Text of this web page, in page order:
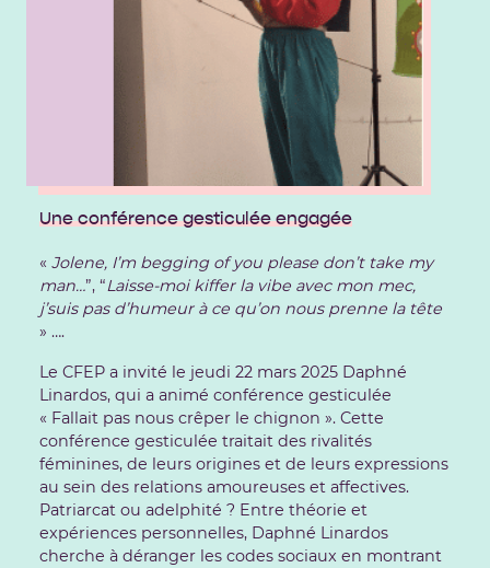
Une conférence gesticulée engagée
« Jolene, I’m begging of you please don’t take my
man…”, “Laisse-moi kiffer la vibe avec mon mec,
j’suis pas d’humeur à ce qu’on nous prenne la tête
» ….
Le CFEP a invité le jeudi 22 mars 2025 Daphné
Linardos, qui a animé conférence gesticulée
« Fallait pas nous crêper le chignon ». Cette
conférence gesticulée traitait des rivalités
féminines, de leurs origines et de leurs expressions
au sein des relations amoureuses et affectives.
Patriarcat ou adelphité ? Entre théorie et
expériences personnelles, Daphné Linardos
cherche à déranger les codes sociaux en montrant